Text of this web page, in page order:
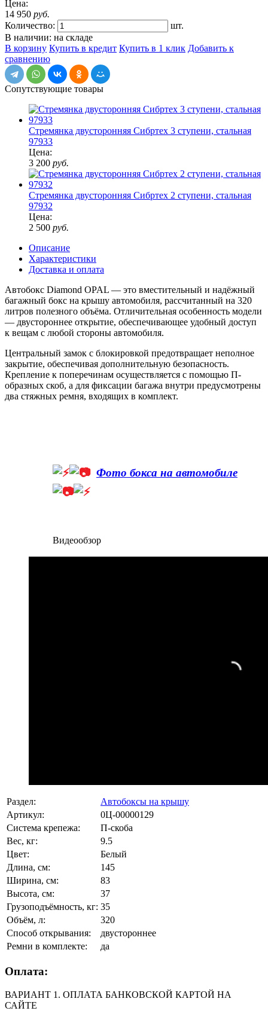
Цена:
14 950 руб.
Количество:
шт.
В наличии: на складе
В корзину Купить в кредит Купить в 1 клик Добавить к
сравнению
Сопутствующие товары
Стремянка двусторонняя Сибртех 3 ступени, стальная
97933
Цена:
3 200 руб.
Стремянка двусторонняя Сибртех 2 ступени, стальная
97932
Цена:
2 500 руб.
Описание
Характеристики
Доставка и оплата
Автобокс Diamond OPAL — это вместительный и надёжный
багажный бокс на крышу автомобиля, рассчитанный на 320
литров полезного объёма. Отличительная особенность модели
— двустороннее открытие, обеспечивающее удобный доступ
к вещам с любой стороны автомобиля.
Центральный замок с блокировкой предотвращает неполное
закрытие, обеспечивая дополнительную безопасность.
Крепление к поперечинам осуществляется с помощью П-
образных скоб, а для фиксации багажа внутри предусмотрены
два стяжных ремня, входящих в комплект.
Фото бокса на автомобиле
Видеообзор
Раздел:
Автобоксы на крышу
Артикул:
0Ц-00000129
Система крепежа:
П-скоба
Вес, кг:
9.5
Цвет:
Белый
Длина, см:
145
Ширина, см:
83
Высота, см:
37
Грузоподъёмность, кг: 35
Объём, л:
320
Способ открывания:
двустороннее
Ремни в комплекте:
да
Оплата:
ВАРИАНТ 1. ОПЛАТА БАНКОВСКОЙ КАРТОЙ НА
САЙТЕ